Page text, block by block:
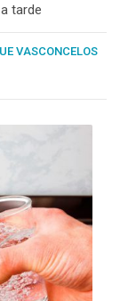
tarde
VASCONCELOS